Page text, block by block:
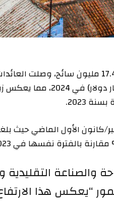
استقبل المغرب خلال العام الماضي 17.4
والصناعة التقليدية
“يعكس هذا